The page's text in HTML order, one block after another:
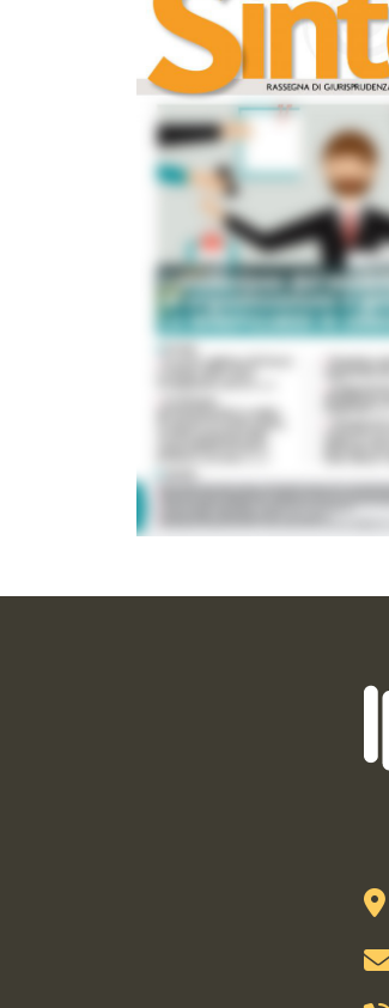
Informazioni di